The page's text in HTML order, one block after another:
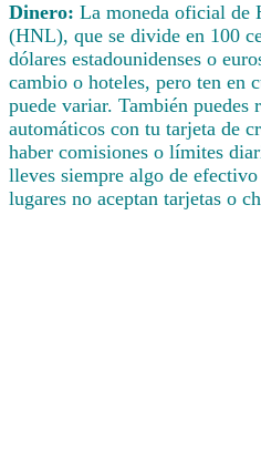
Dinero: La moneda oficial de
(HNL), que se divide en 100
dólares estadounidenses o
cambio o hoteles, pero ten en
puede variar. También puedes
automáticos con tu tarjeta de
haber comisiones o límites
lleves siempre algo de
lugares no aceptan tarjetas o